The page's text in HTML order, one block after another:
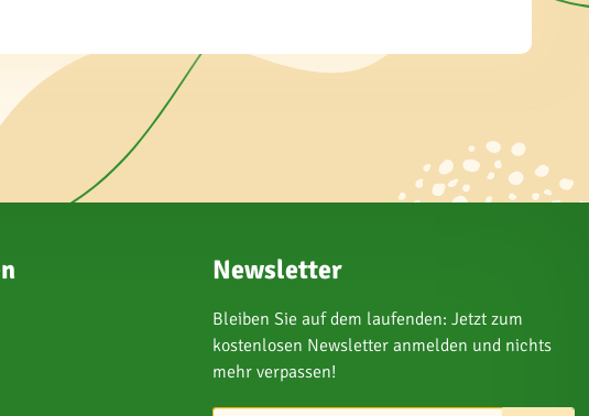
Newsletter
Bleiben Sie auf dem laufenden: Jetzt zum
kostenlosen Newsletter anmelden und nichts
mehr verpassen!